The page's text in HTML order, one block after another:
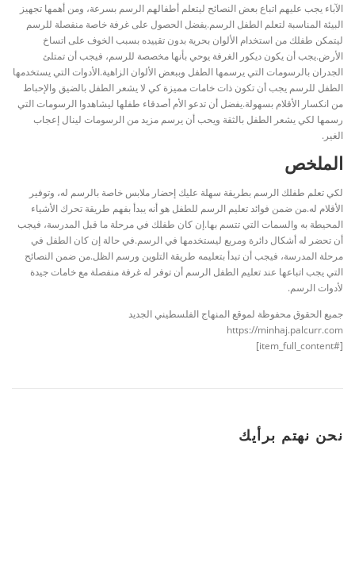
الآباء يجب عليهم اتباع بعض النصائح ليتعلم أطفالهم الرسم بسرعة، ومن أهمها تجهيز
البيئة المناسبة لتعلم الطفل الرسم.يفضل الحصول على غرفة خاصة منفصلة للرسم
ليتمكن طفلك من استخدام الألوان بحرية بدون تقييده بسبب الخوف على اتساخ
الأرض.يجب أن يكون ديكور الغرفة يوحي بأنها مخصصة للرسم، فيجب أن تمتلئ
الجدران بالرسومات التي يرسمها الطفل وببعض الألوان الزاهية.الأدوات التي يستخدمها
الطفل للرسم يجب أن تكون ذات خامات مميزة كي لا يشعر الطفل بالضيق والإحباط
من انكسار الأقلام بسهولة.يفضل أن تدعو الأم أصدقاء طفلها ليشاهدوا الرسومات التي
رسمها لكي يشعر الطفل بالثقة ويحب أن يرسم مزيد من الرسومات لينال إعجاب
الغير.
الملخص
لكي تعلم طفلك الرسم بطريقة سهلة عليك إحضار ملابس خاصة بالرسم له، وتوفير
الأقلام له.من ضمن فوائد تعليم الرسم للطفل هو أنه يبدأ بفهم طريقة تحرك الأشياء
المحيطة به والسمات التي تتسم بها.إن كان طفلك في مرحلة ما قبل المدرسة، فيجب
أن تحضر له أشكال دائرة ومربع ليستخدمها في الرسم.في حالة إن كان الطفل في
مرحلة المدرسة، فيجب أن تبدأ بتعليمه طريقة التلوين ورسم الظل.من ضمن النصائح
التي يجب اتباعها عند تعليم الطفل الرسم أن توفر له غرفة منفصلة مع خامات جيدة
لأدوات الرسم.
جميع الحقوق محفوظة لموقع المنهاج الفلسطيني الجديد
https://minhaj.palcurr.com
[#item_full_content]
نحن نهتم برأيك